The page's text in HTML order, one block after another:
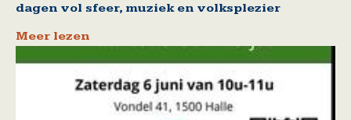
dagen vol sfeer, muziek en volksplezier
Meer lezen